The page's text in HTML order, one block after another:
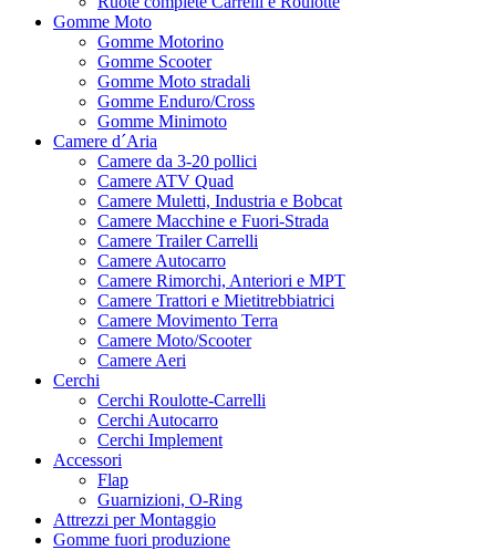
Gomme Moto
Gomme Motorino
Gomme Scooter
Gomme Moto stradali
Gomme Enduro/Cross
Gomme Minimoto
Camere d´Aria
Camere da 3-20 pollici
Camere ATV Quad
Camere Muletti, Industria e Bobcat
Camere Macchine e Fuori-Strada
Camere Trailer Carrelli
Camere Autocarro
Camere Rimorchi, Anteriori e MPT
Camere Trattori e Mietitrebbiatrici
Camere Movimento Terra
Camere Moto/Scooter
Camere Aeri
Cerchi
Cerchi Roulotte-Carrelli
Cerchi Autocarro
Cerchi Implement
Accessori
Flap
Guarnizioni, O-Ring
Attrezzi per Montaggio
Gomme fuori produzione